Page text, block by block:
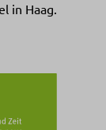
in Haag.